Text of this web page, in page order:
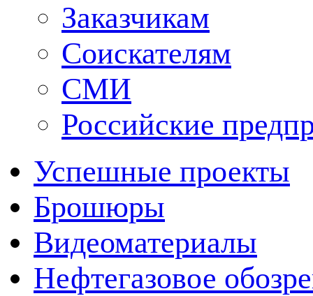
Заказчикам
Соискателям
СМИ
Российские
Успешные проекты
Брошюры
Видеоматериалы
Нефтегазовое